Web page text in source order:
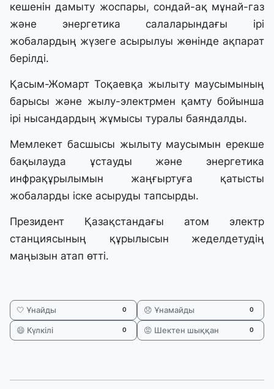
кешенін дамыту жоспары, сондай-ақ мұнай-газ
және энергетика салаларындағы ірі
жобалардың жүзеге асырылуы жөнінде ақпарат
берілді.
Қасым-Жомарт Тоқаевқа жылыту маусымының
барысы және жылу-электрмен қамту бойынша
ірі нысандардың жұмысы туралы баяндалды.
Мемлекет басшысы жылыту маусымын ерекше
бақылауда ұстауды және энергетика
инфрақұрылымын жаңғыртуға қатысты
жобаларды іске асыруды тапсырды.
Президент Қазақстандағы атом электр
станциясының құрылысын жеделдетудің
маңызын атап өтті.
🤍 Ұнайды 0 😞 Ұнамайды 0
😄 Күлкілі 0 😡 Шектен шыққан 0